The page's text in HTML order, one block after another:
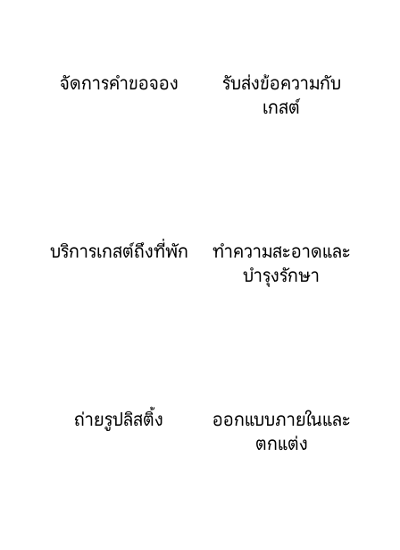
จัดการคำขอจอง
รับส่งข้อความกับ
เกสต์
บริการเกสต์ถึงที่พัก
ทำความสะอาดและ
บำรุงรักษา
ถ่ายรูปลิสติ้ง
ออกแบบภายในและ
ตกแต่ง